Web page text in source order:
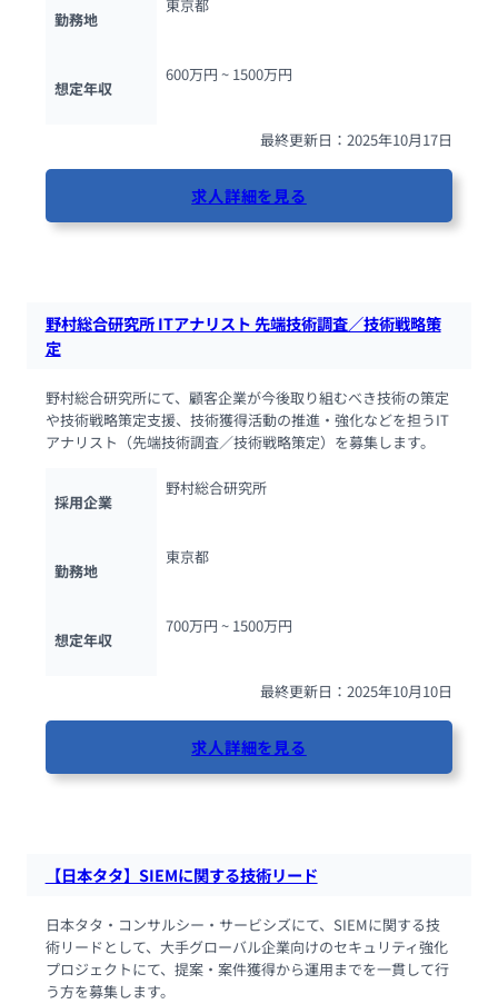
勤務地
東京都
想定年収
600万円 ~ 1500万円
最終更新日：2025年10月17日
求人詳細を見る
野村総合研究所 ITアナリスト 先端技術調査／技術戦略策
定
野村総合研究所にて、顧客企業が今後取り組むべき技術の策定
や技術戦略策定支援、技術獲得活動の推進・強化などを担うIT
アナリスト（先端技術調査／技術戦略策定）を募集します。
採用企業
野村総合研究所
勤務地
東京都
想定年収
700万円 ~ 1500万円
最終更新日：2025年10月10日
求人詳細を見る
【日本タタ】SIEMに関する技術リード
日本タタ・コンサルシー・サービシズにて、SIEMに関する技
術リードとして、大手グローバル企業向けのセキュリティ強化
プロジェクトにて、提案・案件獲得から運用までを一貫して行
う方を募集します。